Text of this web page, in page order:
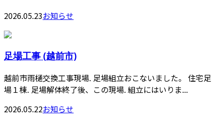
2026.05.23お知らせ
足場工事 (越前市)
越前市雨樋交換工事現場. 足場組立おこないました。 住宅足
場１棟. 足場解体終了後、この現場. 組立にはいりま...
2026.05.22お知らせ